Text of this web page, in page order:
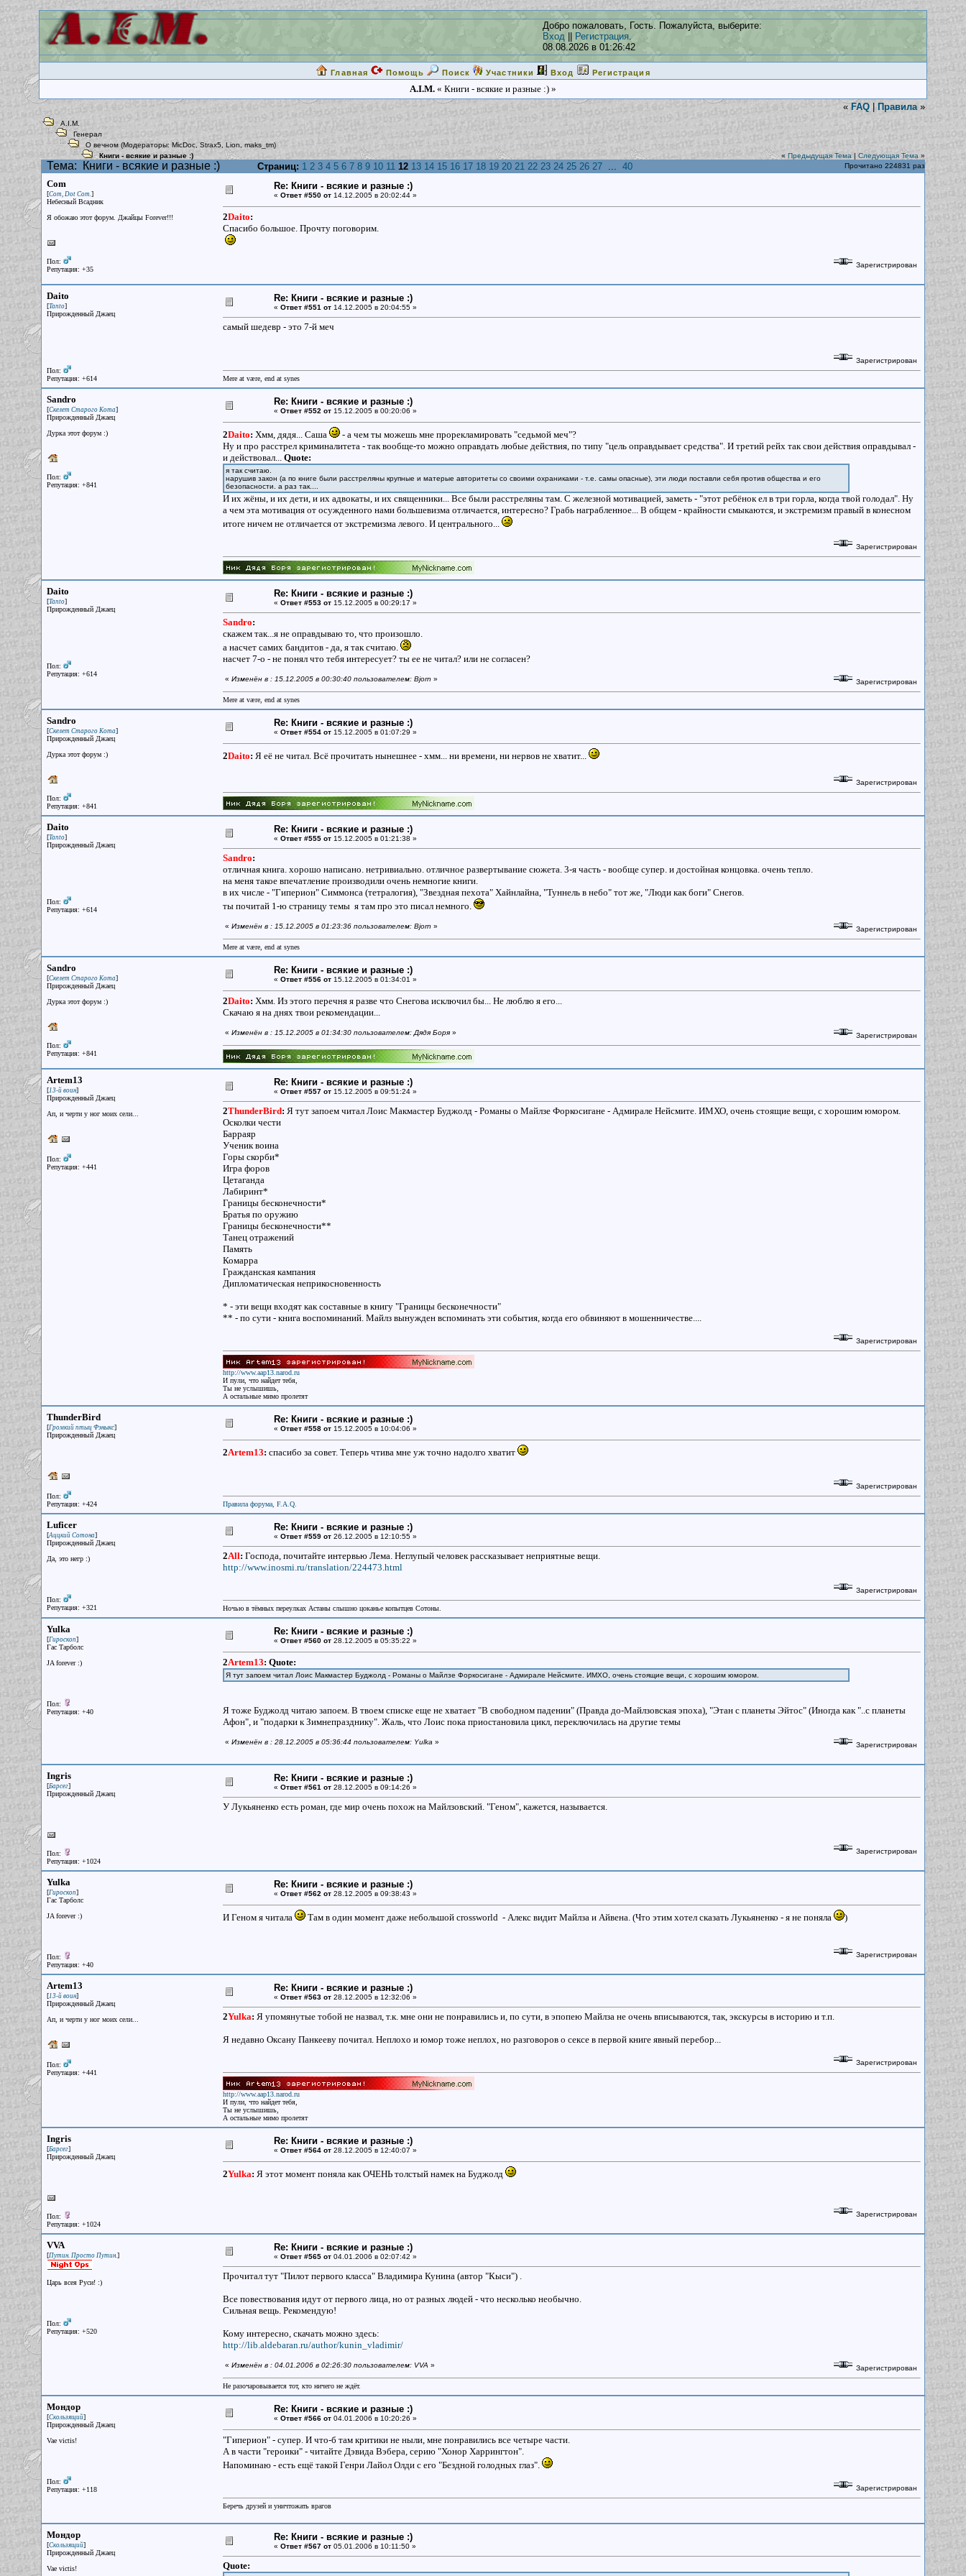
Добро пожаловать, Гость. Пожалуйста, выберите:
Вход
Регистрация.
08.08.2026 в 01:26:42
Главная Помощь Поиск Участники Вход Регистрация
A.I.M. « Книги - всякие и разные :) »
« FAQ | Правила »
A.I.M.
Генерал
О вечном (Модераторы:MicDoc ,Strax5 Lion maks_tm)
Книги - всякие и разные :)
« Предыдущая Тема | Следующая Тема »
Тема: Книги - всякие и разные :) Страниц: 1 2 3 4 5 6 7 8 9 10 11 12 13 14 15 16 17 18 19 20 21 22 23 24 25 26 27 ... 40 Прочитано 224831 раз
Com
[Com, Dot Com.]
Небесный Всадник
Я обожаю этот форум. Джайцы Forever!!!
Пол:
Репутация: +35
Re: Книги - всякие и разные :)
« Ответ #550 от 14.12.2005 в 20:02:44 »
2Daito:
Спасибо большое. Прочту поговорим.
Зарегистрирован
Daito
[Tanto]
Прирожденный Джаец
Пол:
Репутация: +614
Re: Книги - всякие и разные :)
« Ответ #551 от 14.12.2005 в 20:04:55 »
самый шедевр - это 7-й меч
Зарегистрирован
Mere at være, end at synes
Sandro
[Скелет Старого Кота]
Прирожденный Джаец
Дурка этот форум :)
Пол:
Репутация: +841
Re: Книги - всякие и разные :)
« Ответ #552 от 15.12.2005 в 00:20:06 »
2Daito: Хмм, дядя... Саша
- а чем ты можешь мне прорекламировать "седьмой меч"?
Ну и про расстрел криминалитета - так вообще-то можно оправдать любые действия, по типу "цель оправдывает средства". И третий рейх так свои действия оправдывал -
и действовал... Quote:
я так считаю.
нарушив закон (а по книге были расстреляны крупные и матерые авторитеты со своими охраниками - т.е. самы опасные), эти люди поставли себя против общества и его
безопасности. а раз так....
И их жёны, и их дети, и их адвокаты, и их священники... Все были расстреляны там. С железной мотивацией, заметь - "этот ребёнок ел в три горла, когда твой голодал". Ну
а чем эта мотивация от осужденного нами большевизма отличается, интересно? Грабь награбленное... В общем - крайности смыкаются, и экстремизм правый в конесном
итоге ничем не отличается от экстремизма левого. И центрального...
Зарегистрирован
Daito
[Tanto]
Прирожденный Джаец
Пол:
Репутация: +614
Re: Книги - всякие и разные :)
« Ответ #553 от 15.12.2005 в 00:29:17 »
Sandro:
скажем так...я не оправдываю то, что произошло.
а насчет самих бандитов - да, я так считаю.
насчет 7-о - не понял что тебя интересует? ты ее не читал? или не согласен?
« Изменён в : 15.12.2005 в 00:30:40 пользователем: Bjorn » Зарегистрирован
Mere at være, end at synes
Sandro
[Скелет Старого Кота]
Прирожденный Джаец
Дурка этот форум :)
Пол:
Репутация: +841
Re: Книги - всякие и разные :)
« Ответ #554 от 15.12.2005 в 01:07:29 »
2Daito: Я её не читал. Всё прочитать нынешнее - хмм... ни времени, ни нервов не хватит...
Зарегистрирован
Daito
[Tanto]
Прирожденный Джаец
Пол:
Репутация: +614
Re: Книги - всякие и разные :)
« Ответ #555 от 15.12.2005 в 01:21:38 »
Sandro:
отличная книга. хорошо написано. нетривиально. отличное развертывание сюжета. 3-я часть - вообще супер. и достойная концовка. очень тепло.
на меня такое впечатление производили очень немногие книги.
в их числе - "Гиперион" Симмонса (тетралогия), "Звездная пехота" Хайнлайна, "Туннель в небо" тот же, "Люди как боги" Снегов.
ты почитай 1-ю страницу темы я там про это писал немного.
« Изменён в : 15.12.2005 в 01:23:36 пользователем: Bjorn » Зарегистрирован
Mere at være, end at synes
Sandro
[Скелет Старого Кота]
Прирожденный Джаец
Дурка этот форум :)
Пол:
Репутация: +841
Re: Книги - всякие и разные :)
« Ответ #556 от 15.12.2005 в 01:34:01 »
2Daito: Хмм. Из этого перечня я разве что Снегова исключил бы... Не люблю я его...
Скачаю я на днях твои рекомендации...
« Изменён в : 15.12.2005 в 01:34:30 пользователем: Дядя Боря » Зарегистрирован
Artem13
[13-й воин]
Прирожденный Джаец
Ап, и черти у ног моих сели...
Пол:
Репутация: +441
Re: Книги - всякие и разные :)
« Ответ #557 от 15.12.2005 в 09:51:24 »
2ThunderBird: Я тут запоем читал Лоис Макмастер Буджолд - Романы о Майлзе Форкосигане - Адмирале Нейсмите. ИМХО, очень стоящие вещи, с хорошим юмором.
Осколки чести
Барраяр
Ученик воина
Горы скорби*
Игра форов
Цетаганда
Лабиринт*
Границы бесконечности*
Братья по оружию
Границы бесконечности**
Танец отражений
Память
Комарра
Гражданская кампания
Дипломатическая неприкосновенность
* - эти вещи входят как составные в книгу "Границы бесконечности"
** - по сути - книга воспоминаний. Майлз вынужден вспоминать эти события, когда его обвиняют в мошенничестве....
Зарегистрирован
http://www.aap13.narod.ru
И пули, что найдет тебя,
Ты не услышишь,
А остальные мимо пролетят
ThunderBird
[Громкий птыц Фэныкс]
Прирожденный Джаец
Пол:
Репутация: +424
Re: Книги - всякие и разные :)
« Ответ #558 от 15.12.2005 в 10:04:06 »
2Artem13: спасибо за совет. Теперь чтива мне уж точно надолго хватит
Зарегистрирован
Правила форума, F.A.Q.
Luficer
[Аццкий Сотона]
Прирожденный Джаец
Да, это негр :)
Пол:
Репутация: +321
Re: Книги - всякие и разные :)
« Ответ #559 от 26.12.2005 в 12:10:55 »
2All: Господа, почитайте интервью Лема. Неглупый человек рассказывает неприятные вещи.
http://www.inosmi.ru/translation/224473.html
Зарегистрирован
Ночью в тёмных переулках Астаны слышно цоканье копытцев Сотоны.
Yulka
[Гироскоп]
Гас Тарболс
JA forever :)
Пол:
Репутация: +40
Re: Книги - всякие и разные :)
« Ответ #560 от 28.12.2005 в 05:35:22 »
2Artem13: Quote:
Я тут запоем читал Лоис Макмастер Буджолд - Романы о Майлзе Форкосигане - Адмирале Нейсмите. ИМХО, очень стоящие вещи, с хорошим юмором.
Я тоже Буджолд читаю запоем. В твоем списке еще не хватает "В свободном падении" (Правда до-Майлзовская эпоха), "Этан с планеты Эйтос" (Иногда как "..с планеты
Афон", и "подарки к Зимнепразднику". Жаль, что Лоис пока приостановила цикл, переключилась на другие темы
« Изменён в : 28.12.2005 в 05:36:44 пользователем: Yulka » Зарегистрирован
Ingris
[Барсег]
Прирожденный Джаец
Пол:
Репутация: +1024
Re: Книги - всякие и разные :)
« Ответ #561 от 28.12.2005 в 09:14:26 »
У Лукьяненко есть роман, где мир очень похож на Майлзовский. "Геном", кажется, называется.
Зарегистрирован
Yulka
[Гироскоп]
Гас Тарболс
JA forever :)
Пол:
Репутация: +40
Re: Книги - всякие и разные :)
« Ответ #562 от 28.12.2005 в 09:38:43 »
И Геном я читала Там в один момент даже небольшой crossworld - Алекс видит Майлза и Айвена. (Что этим хотел сказать Лукьяненко - я не поняла )
Зарегистрирован
Artem13
[13-й воин]
Прирожденный Джаец
Ап, и черти у ног моих сели...
Пол:
Репутация: +441
Re: Книги - всякие и разные :)
« Ответ #563 от 28.12.2005 в 12:32:06 »
2Yulka: Я упомянутые тобой не назвал, т.к. мне они не понравились и, по сути, в эпопею Майлза не очень вписываются, так, экскурсы в историю и т.п.
Я недавно Оксану Панкееву почитал. Неплохо и юмор тоже неплох, но разговоров о сексе в первой книге явный перебор...
Зарегистрирован
http://www.aap13.narod.ru
И пули, что найдет тебя,
Ты не услышишь,
А остальные мимо пролетят
Ingris
[Барсег]
Прирожденный Джаец
Пол:
Репутация: +1024
Re: Книги - всякие и разные :)
« Ответ #564 от 28.12.2005 в 12:40:07 »
2Yulka: Я этот момент поняла как ОЧЕНЬ толстый намек на Буджолд
Зарегистрирован
VVA
[Путин. Просто Путин.]
Царь всея Руси! :)
Пол:
Репутация: +520
Re: Книги - всякие и разные :)
« Ответ #565 от 04.01.2006 в 02:07:42 »
Прочитал тут "Пилот первого класса" Владимира Кунина (автор "Кыси") .
Все повествования идут от первого лица, но от разных людей - что несколько необычно.
Сильная вещь. Рекомендую!
Кому интересно, скачать можно здесь:
http://lib.aldebaran.ru/author/kunin_vladimir/
« Изменён в : 04.01.2006 в 02:26:30 пользователем: VVA » Зарегистрирован
Не разочаровывается тот, кто ничего не ждёт.
Мондор
[Скользящий]
Прирожденный Джаец
Vae victis!
Пол:
Репутация: +118
Re: Книги - всякие и разные :)
« Ответ #566 от 04.01.2006 в 10:20:26 »
"Гиперион" - супер. И что-б там критики не ныли, мне понравились все четыре части.
А в части "героики" - читайте Дэвида Вэбера, серию "Хонор Харрингтон".
Напоминаю - есть ещё такой Генри Лайол Олди с его "Бездной голодных глаз".
Зарегистрирован
Беречь друзей и уничтожать врагов
Мондор
[Скользящий]
Прирожденный Джаец
Vae victis!
Re: Книги - всякие и разные :)
« Ответ #567 от 05.01.2006 в 10:11:50 »
Quote: